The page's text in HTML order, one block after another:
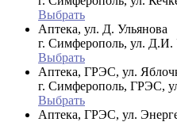
Выбрать
Аптека, ул. Д. Ульянова
г. Симферополь, ул. Д.И.
Выбрать
Аптека, ГРЭС, ул.
г. Симферополь, ГРЭС,
Выбрать
Аптека, ГРЭС, ул.